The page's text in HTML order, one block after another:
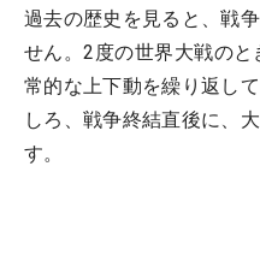
過去の歴史を見ると、戦
せん。2度の世界大戦のと
常的な上下動を繰り返し
しろ、戦争終結直後に、
す。